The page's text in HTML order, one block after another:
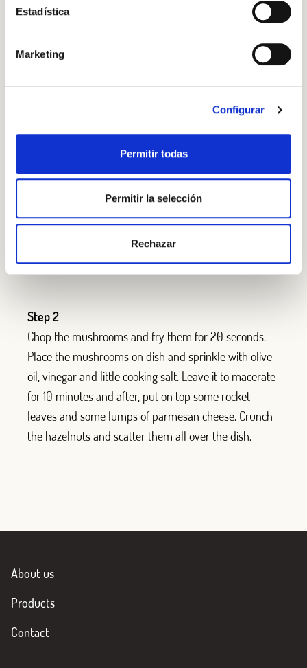
identifican de ninguna forma.
Estadística
Marketing
Configurar
Permitir todas
Permitir la selección
Rechazar
Borges Red Wine Vinegar
STEP BY STEP
Hazelnuts give this dish the final flavourful, crunchy
Step 2
Chop the mushrooms and fry them for 20 seconds.
Place the mushrooms on dish and sprinkle with olive
oil, vinegar and little cooking salt. Leave it to macerate
for 10 minutes and after, put on top some rocket
leaves and some lumps of parmesan cheese. Crunch
the hazelnuts and scatter them all over the dish.
About us
Products
Contact